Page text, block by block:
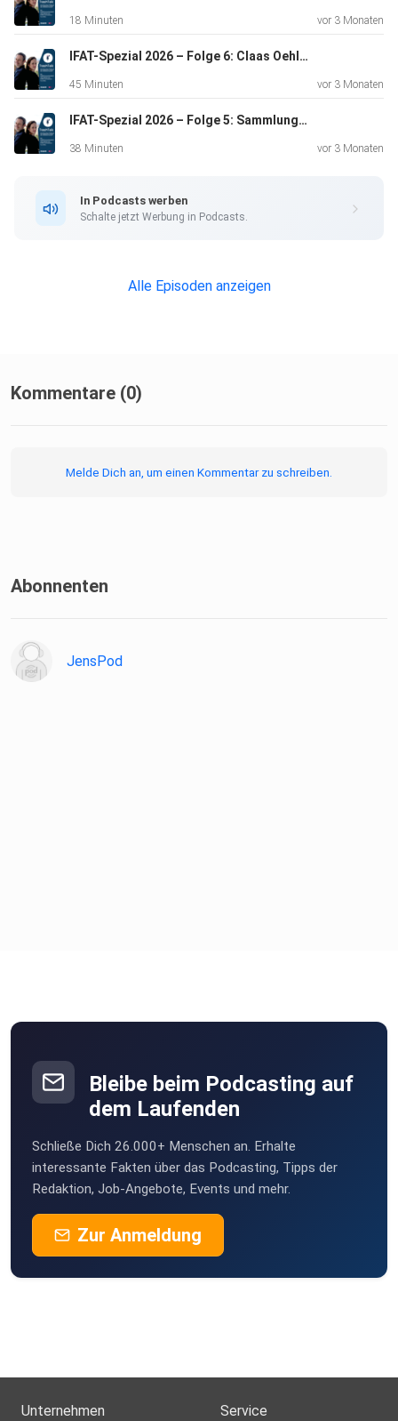
18 Minuten vor 3 Monaten
IFAT-Spezial 2026 – Folge 6: Claas Oehlmann, Matthias Harms und Andreas Bruckschen zur BDI-Studie und BDE-Zukunft
45 Minuten vor 3 Monaten
IFAT-Spezial 2026 – Folge 5: Sammlung und Verwertung von Textilien – Neue Ideen mit Crcl und Turns
38 Minuten vor 3 Monaten
In Podcasts werben
Schalte jetzt Werbung in Podcasts.
Alle Episoden anzeigen
Kommentare (0)
Melde Dich an, um einen Kommentar zu schreiben.
Abonnenten
JensPod
Bleibe beim Podcasting auf
dem Laufenden
Schließe Dich 26.000+ Menschen an. Erhalte
interessante Fakten über das Podcasting, Tipps der
Redaktion, Job-Angebote, Events und mehr.
Zur Anmeldung
Unternehmen Service